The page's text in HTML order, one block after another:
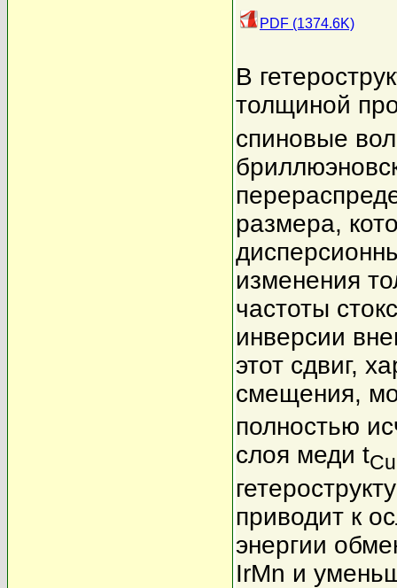
PDF (1374.6K)
В
толщиной
спиновые
размера,
изменения
частоты
инверсии
этот сдвиг,
смещения,
полностью
слоя меди tCu
приводит к
энергии
IrMn и